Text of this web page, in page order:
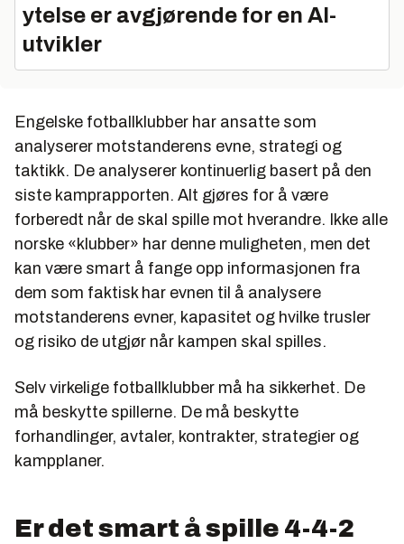
ytelse er avgjørende for en AI-
utvikler
Engelske fotballklubber har ansatte som
analyserer motstanderens evne, strategi og
taktikk. De analyserer kontinuerlig basert på den
siste kamprapporten. Alt gjøres for å være
forberedt når de skal spille mot hverandre. Ikke alle
norske «klubber» har denne muligheten, men det
kan være smart å fange opp informasjonen fra
dem som faktisk har evnen til å analysere
motstanderens evner, kapasitet og hvilke trusler
og risiko de utgjør når kampen skal spilles.
Selv virkelige fotballklubber må ha sikkerhet. De
må beskytte spillerne. De må beskytte
forhandlinger, avtaler, kontrakter, strategier og
kampplaner.
Er det smart å spille 4-4-2